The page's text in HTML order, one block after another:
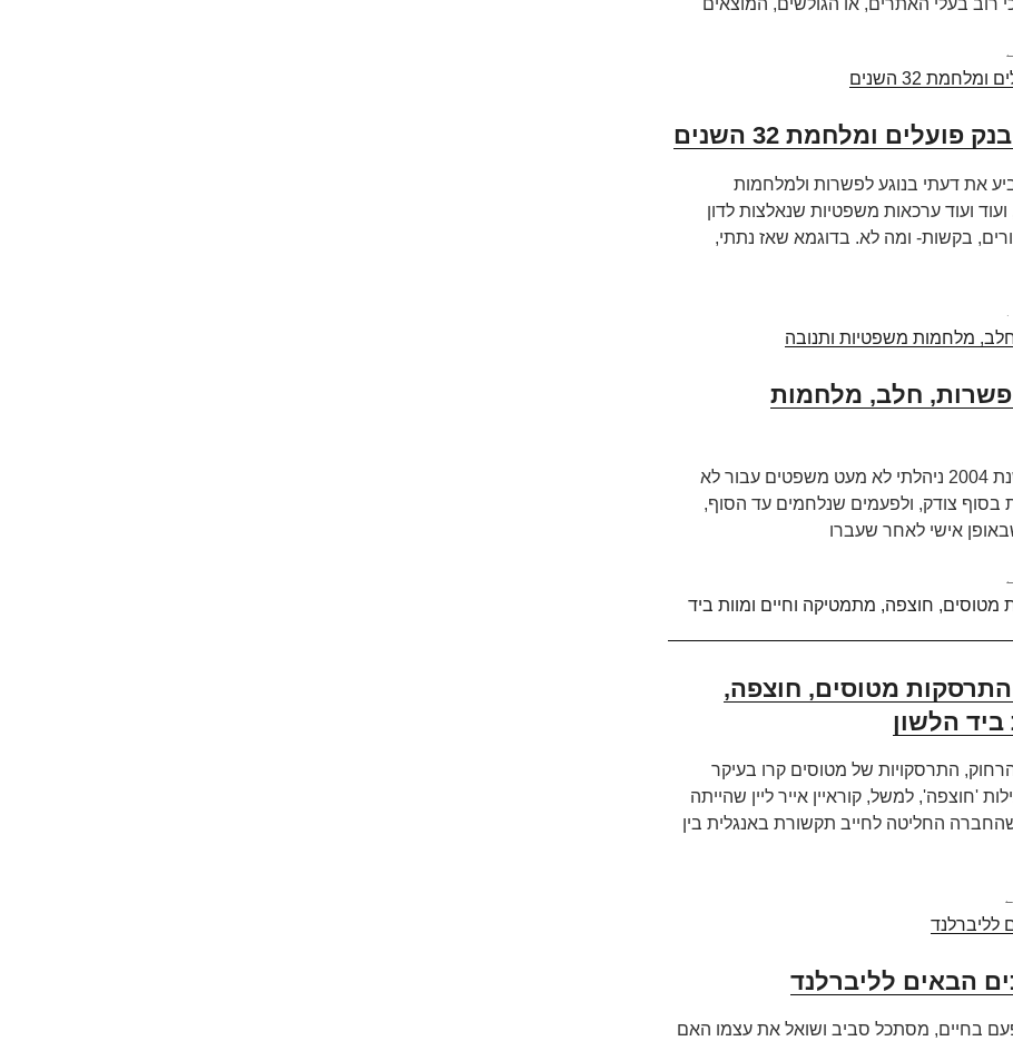
רוב בעלי האתרים, או הגולשים, המוצאים
ומלחמת 32 השנים
את דעתי בנוגע לפשרות ולמלחמות
ועוד ערכאות משפטיות שנאלצות לדון
בקשות- ומה לא. בדוגמא שאז נתתי,
פשרות, חלב, מלחמות
בתור בעל משרד עורכי דין מאז שנת 2004 ניהלתי לא מעט משפטים עבור לא
בסוף צודק, ולפעמים שנלחמים עד הסוף,
אישי לאחר שעברו
התרסקות מטוסים, חוצפה,
הלשון
התרסקויות של מטוסים קרו בעיקר
'חוצפה', למשל, קוראיין אייר ליין שהייתה
החליטה לחייב תקשורת באנגלית בין
הבאים לליברלנד
בחיים, מסתכל סביב ושואל את עצמו האם